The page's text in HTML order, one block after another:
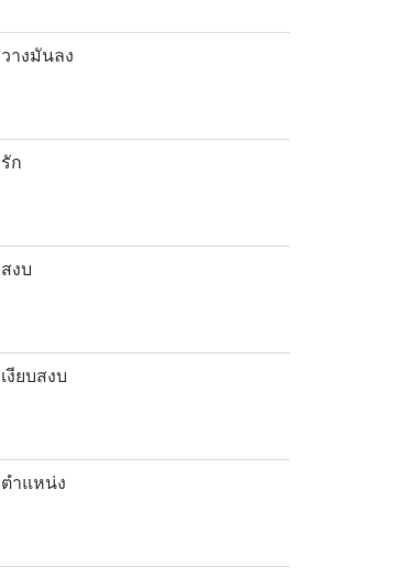
วางมันลง
รัก
สงบ
เงียบสงบ
ตำแหน่ง